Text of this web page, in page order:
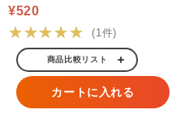
¥520
★★★★★ (1件)
商品比較リスト
カートに入れる